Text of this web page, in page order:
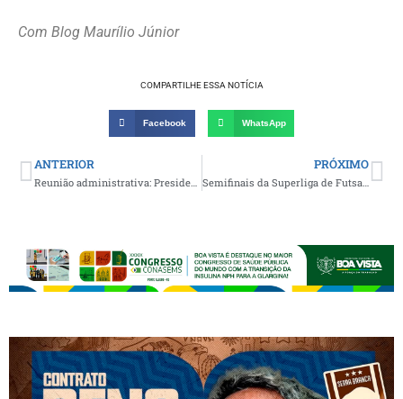
Com Blog Maurílio Júnior
COMPARTILHE ESSA NOTÍCIA
Facebook WhatsApp
ANTERIOR PRÓXIMO
Semifinais da Superliga de Futsal agitam nesta quinta os desportistas nas cidades de Boa Vista e Cubati